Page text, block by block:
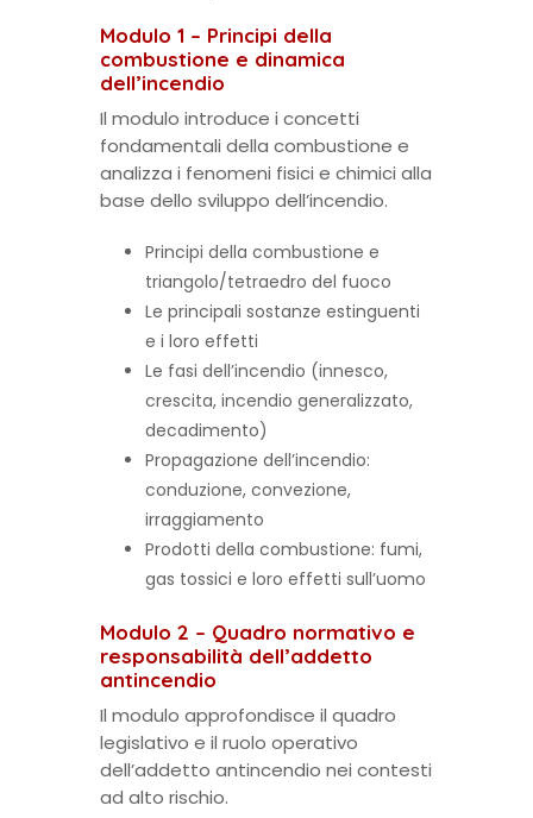
Modulo 1 – Principi della
combustione e dinamica
dell’incendio
Il modulo introduce i concetti
fondamentali della combustione e
analizza i fenomeni fisici e chimici alla
base dello sviluppo dell’incendio.
Principi della combustione e
triangolo/tetraedro del fuoco
Le principali sostanze estinguenti
e i loro effetti
Le fasi dell’incendio (innesco,
crescita, incendio generalizzato,
decadimento)
Propagazione dell’incendio:
conduzione, convezione,
irraggiamento
Prodotti della combustione: fumi,
gas tossici e loro effetti sull’uomo
Modulo 2 – Quadro normativo e
responsabilità dell’addetto
antincendio
Il modulo approfondisce il quadro
legislativo e il ruolo operativo
dell’addetto antincendio nei contesti
ad alto rischio.